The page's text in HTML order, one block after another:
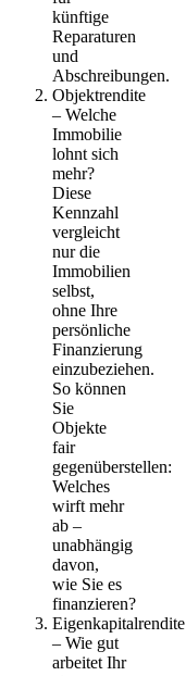
künftige
Reparaturen
und
Abschreibungen.
Objektrendite
– Welche
Immobilie
lohnt sich
mehr?
Diese
Kennzahl
vergleicht
nur die
Immobilien
selbst,
ohne Ihre
persönliche
Finanzierung
einzubeziehen.
So können
Sie
Objekte
fair
gegenüberstellen:
Welches
wirft mehr
ab –
unabhängig
davon,
wie Sie es
finanzieren?
Eigenkapitalrendite
– Wie gut
arbeitet Ihr